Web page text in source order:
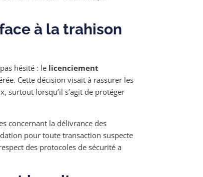
à la trahison
hésité : le licenciement
Cette décision visait à rassurer les
surtout lorsqu’il s’agit de protéger
concernant la délivrance des
pour toute transaction suspecte
des protocoles de sécurité a